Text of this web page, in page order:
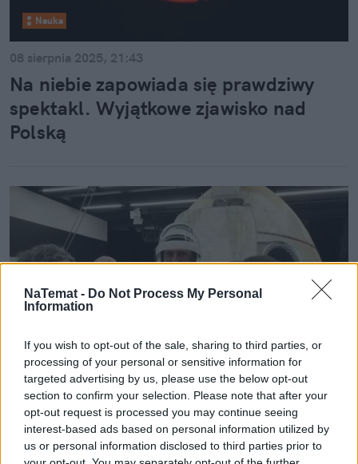
NaTemat - Do Not Process My Personal
Information
If you wish to opt-out of the sale, sharing to third parties, or
processing of your personal or sensitive information for
targeted advertising by us, please use the below opt-out
section to confirm your selection. Please note that after your
opt-out request is processed you may continue seeing
interest-based ads based on personal information utilized by
us or personal information disclosed to third parties prior to
Nauka
08 sierpnia 2025, 21:43
Na niebie zapowiada się prawdziwy
spektakl. Wyjątkowe zjawisko nad
Polską
Nauka
15 lipca 2025, 13:01
Sławosz Uznański-Wiśniewski opuścił